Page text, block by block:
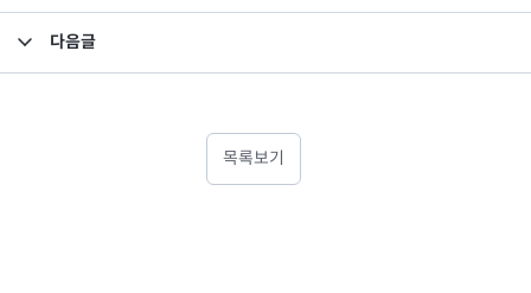
다음글
목록보기